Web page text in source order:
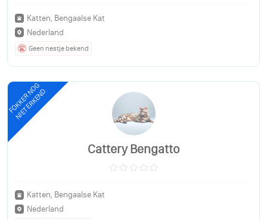
Katten, Bengaalse Kat
Nederland
Geen nestje bekend
FOKKER NOG
NIET ERKEND
Cattery Bengatto
Katten, Bengaalse Kat
Nederland